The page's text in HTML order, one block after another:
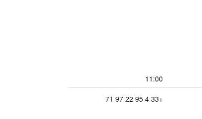
11:00
+33 4 95 22 97 71